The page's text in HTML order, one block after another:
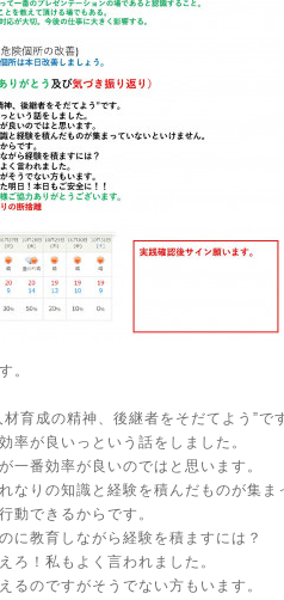
。
育成の精神、後継者をそだてよう”で
率が良いっという話をしました。
一番効率が良いのではと思います。
なりの知識と経験を積んだものが集ま
動できるからです。
に教育しながら経験を積ますには？
ろ！私もよく言われました。
るのですがそうでない方もいます。